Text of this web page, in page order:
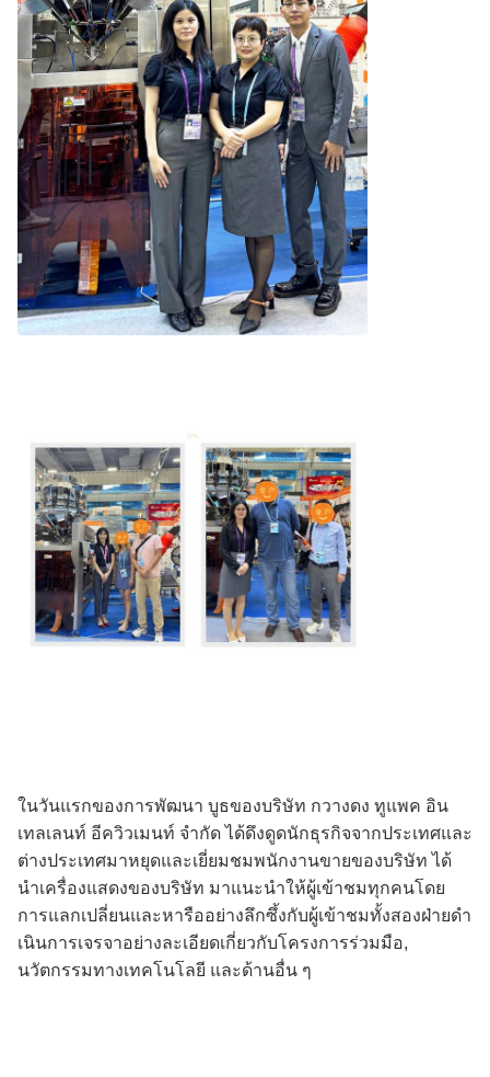
ในวันแรกของการพัฒนา บูธของบริษัท กวางดง ทูแพค อิน
เทลเลนท์ อีควิวเมนท์ จํากัด ได้ดึงดูดนักธุรกิจจากประเทศและ
ต่างประเทศมาหยุดและเยี่ยมชมพนักงานขายของบริษัท ได้
นําเครื่องแสดงของบริษัท มาแนะนําให้ผู้เข้าชมทุกคนโดย
การแลกเปลี่ยนและหารืออย่างลึกซึ้งกับผู้เข้าชมทั้งสองฝ่ายดํา
เนินการเจรจาอย่างละเอียดเกี่ยวกับโครงการร่วมมือ,
นวัตกรรมทางเทคโนโลยี และด้านอื่น ๆ